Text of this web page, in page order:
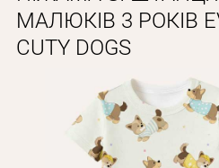
ВЛАСНЕ
БЛОГ
МАЛЮКІВ 3 РОКІВ
CUTY DOGS